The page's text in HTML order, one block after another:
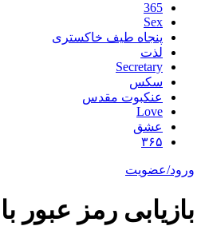
365
Sex
پنجاه طیف خاکستری
لذت
Secretary
سکس
عنکبوت مقدس
Love
عشق
۳۶۵
ورود/عضویت
بازیابی رمز عبور